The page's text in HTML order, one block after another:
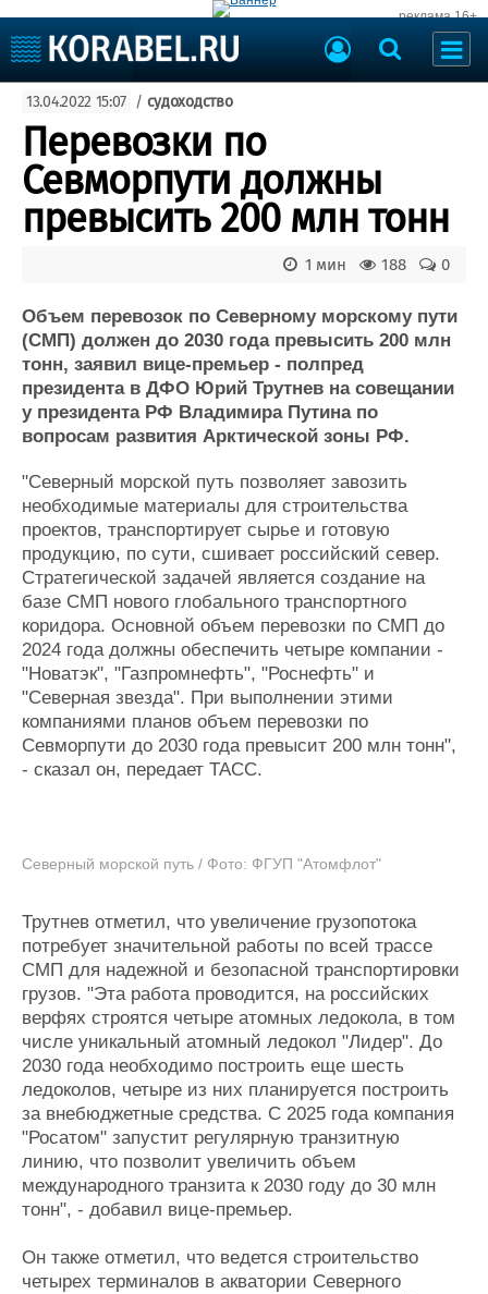
реклама 16+
Судоходство
Судоремонт
События
Пресс-релизы
Порты
Образование
Судостроение
Пульс
Новости
Компании
Репутация
Крюинг
Журнал
Реклама
Торговая площадка
Доска объявлений
Продажа флота
Оборудование
Изделия
Услуги
Конференции
Выставки и семинары
Личности
Словарь
Флот
Галерея флота
Форум
Отзывы
Все службы
13.04.2022 15:07 / судоходство
Перевозки по
Севморпути должны
превысить 200 млн тонн
0
188
1 мин
Объем перевозок по Северному морскому пути
(СМП) должен до 2030 года превысить 200 млн
тонн, заявил вице-премьер - полпред
президента в ДФО Юрий Трутнев на совещании
у президента РФ Владимира Путина по
вопросам развития Арктической зоны РФ.
"Северный морской путь позволяет завозить
необходимые материалы для строительства
проектов, транспортирует сырье и готовую
продукцию, по сути, сшивает российский север.
Стратегической задачей является создание на
базе СМП нового глобального транспортного
коридора. Основной объем перевозки по СМП до
2024 года должны обеспечить четыре компании -
"Новатэк", "Газпромнефть", "Роснефть" и
"Северная звезда". При выполнении этими
компаниями планов объем перевозки по
Севморпути до 2030 года превысит 200 млн тонн",
- сказал он, передает ТАСС.
Северный морской путь / Фото: ФГУП "Атомфлот"
Трутнев отметил, что увеличение грузопотока
потребует значительной работы по всей трассе
СМП для надежной и безопасной транспортировки
грузов. "Эта работа проводится, на российских
верфях строятся четыре атомных ледокола, в том
числе уникальный атомный ледокол "Лидер". До
2030 года необходимо построить еще шесть
ледоколов, четыре из них планируется построить
за внебюджетные средства. С 2025 года компания
"Росатом" запустит регулярную транзитную
линию, что позволит увеличить объем
международного транзита к 2030 году до 30 млн
тонн", - добавил вице-премьер.
Он также отметил, что ведется строительство
четырех терминалов в акватории Северного